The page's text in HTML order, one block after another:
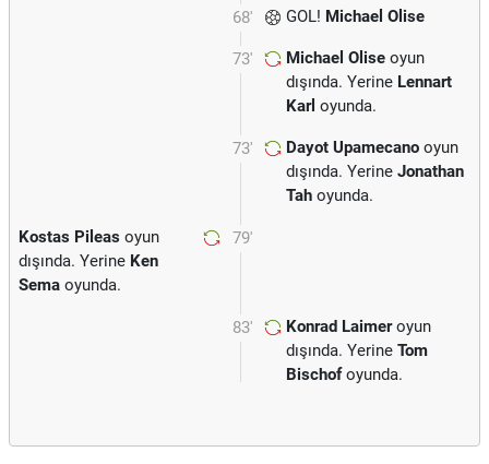
68' GOL! Michael Olise
73' Michael Olise oyun
dışında. Yerine Lennart
Karl oyunda.
73' Dayot Upamecano oyun
dışında. Yerine Jonathan
Tah oyunda.
79'
Kostas Pileas oyun
dışında. Yerine Ken
Sema oyunda.
83' Konrad Laimeroyun
dışında. Yerine Tom
Bischofoyunda.